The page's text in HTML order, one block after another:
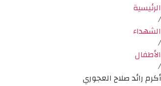
الرئيسية
/
الشهداء
/
الأطفال
/
أكرم رائد صلاح العجوري